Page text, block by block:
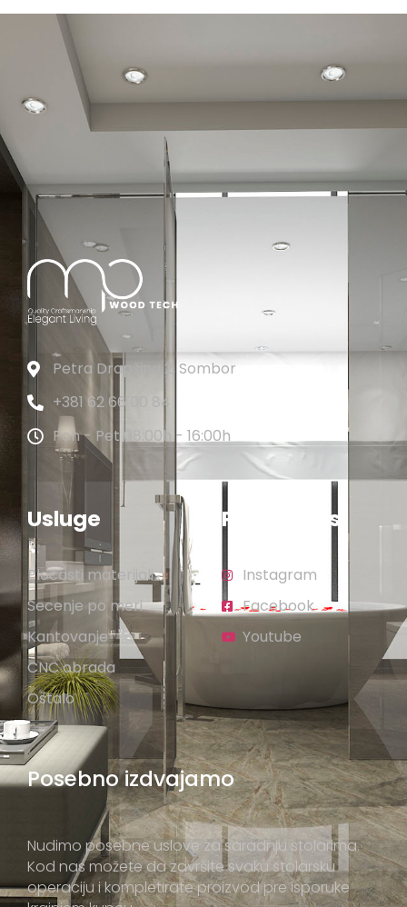
Petra Drapšina 2, Sombor
+381 62 66 00 84
Pon - Pet 08:00h - 16:00h
Usluge
Pločasti materijali
Secenje po meri
Kantovanje
CNC obrada
Ostalo
Pratite nas
Instagram
Facebook
Youtube
Posebno izdvajamo
Nudimo posebne uslove za saradnju stolarima.
Kod nas možete da završite svaku stolarsku
operaciju i kompletirate proizvod pre isporuke